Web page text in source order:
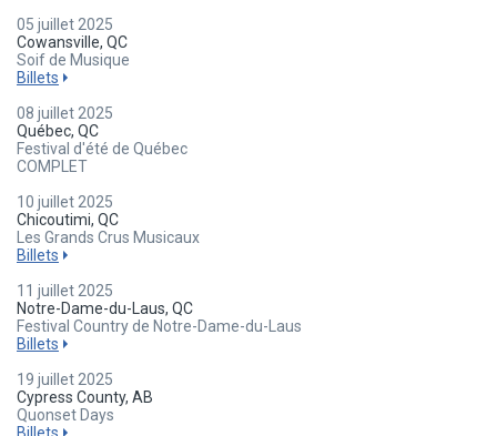
05 juillet 2025
Cowansville, QC
Soif de Musique
Billets
08 juillet 2025
Québec, QC
Festival d'été de Québec
COMPLET
10 juillet 2025
Chicoutimi, QC
Les Grands Crus Musicaux
Billets
11 juillet 2025
Notre-Dame-du-Laus, QC
Festival Country de Notre-Dame-du-Laus
Billets
19 juillet 2025
Cypress County, AB
Quonset Days